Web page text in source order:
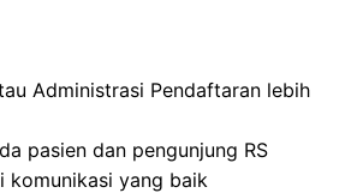
Administrasi Pendaftaran lebih
pasien dan pengunjung RS
komunikasi yang baik